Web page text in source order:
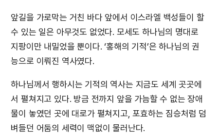
앞길을 가로막는 거친 바다 앞에서 이스라엘 백성들이 할
수 있는 일은 아무것도 없었다. 모세도 하나님의 명대로
지팡이만 내밀었을 뿐이다. ‘홍해의 기적’은 하나님의 권
능으로 이뤄진 역사였다.
하나님께서 행하시는 기적의 역사는 지금도 세계 곳곳에
서 펼쳐지고 있다. 방금 전까지 앞을 가늠할 수 없는 장애
물이 놓였던 곳에 대로가 펼쳐지고, 포효하는 짐승처럼 덤
벼들던 어둠의 세력이 맥없이 물러난다.